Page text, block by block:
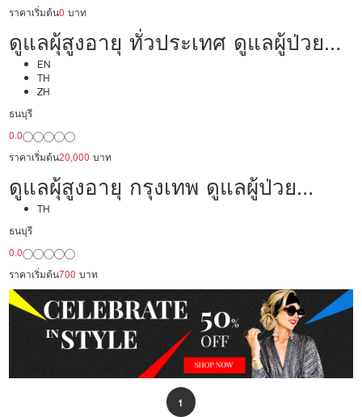
ราคาเริ่มต้น0 บาท
ดูแลผุ้สูงอายุ ทั่วประเทศ ดูแลผู้ป่วย
20,000/เดือน มืออาชีพ ได้ภาษา รับ
ต่างชาติ
EN
TH
ZH
ธนบุรี
0.0
ราคาเริ่มต้น20,000 บาท
ดูแลผุ้สูงอายุ กรุงเทพ ดูแลผู้ป่วย
20,000/เดือน มืออาชีพ พร้อมทำงาน
TH
ธนบุรี
0.0
ราคาเริ่มต้น700 บาท
1